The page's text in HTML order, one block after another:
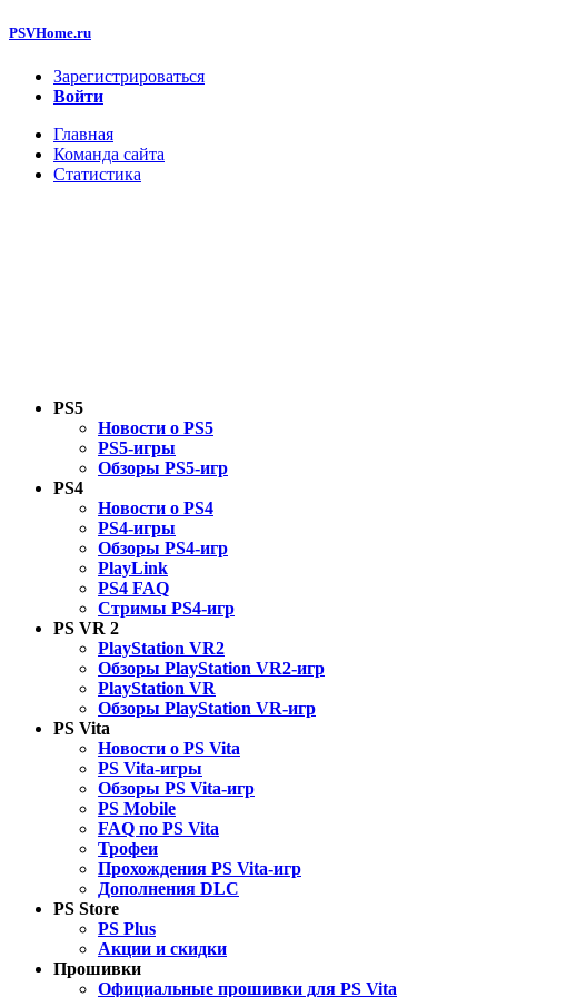
PSVHome.ru
Зарегистрироваться
Войти
Главная
Команда сайта
Статистика
PS5
Новости о PS5
PS5-игры
Обзоры PS5-игр
PS4
Новости о PS4
PS4-игры
Обзоры PS4-игр
PlayLink
PS4 FAQ
Стримы PS4-игр
PS VR 2
PlayStation VR2
Обзоры PlayStation VR2-игр
PlayStation VR
Обзоры PlayStation VR-игр
PS Vita
Новости о PS Vita
PS Vita-игры
Обзоры PS Vita-игр
PS Mobile
FAQ по PS Vita
Трофеи
Прохождения PS Vita-игр
Дополнения DLC
PS Store
PS Plus
Акции и скидки
Прошивки
Официальные прошивки для PS Vita